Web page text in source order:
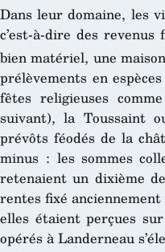
Dans leur domaine, les
c’est-à-dire des
bien matériel, une
prélèvements en
fêtes religieuses
suivant), la Toussaint
prévôts féodés de la
minus : les sommes
retenaient un dixième
rentes fixé
elles étaient perçues
opérés à Landerneau